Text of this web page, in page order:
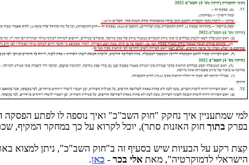
למי שמתעניין איך נחקק "חוק השב"כ" ואיך נוספה לו לפתע הפסקה הזו (סעיף 11 לחוק השב"כ), שהיא תוספת של "חוק
בפרק בתוך חוק האזנות סתר), יוכל לקרוא על כך במחקר המקיף,
קצת רקע על הבעיות שיש בסעיף זה ב"חוק השב"כ", ניתן למצוא
הישראלי לדמוקרטיה", מאת אלי בכר - כאן.